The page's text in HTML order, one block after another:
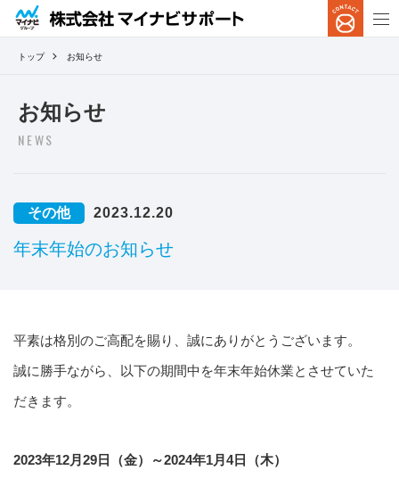
トップ お知らせ
お知らせ
NEWS
その他 2023.12.20
年末年始のお知らせ
平素は格別のご高配を賜り、誠にありがとうございます。
誠に勝手ながら、以下の期間中を年末年始休業とさせていた
だきます。
2023年12月29日（金）～2024年1月4日（木）